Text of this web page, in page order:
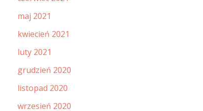
maj 2021
kwiecień 2021
luty 2021
grudzień 2020
listopad 2020
wrzesień 2020